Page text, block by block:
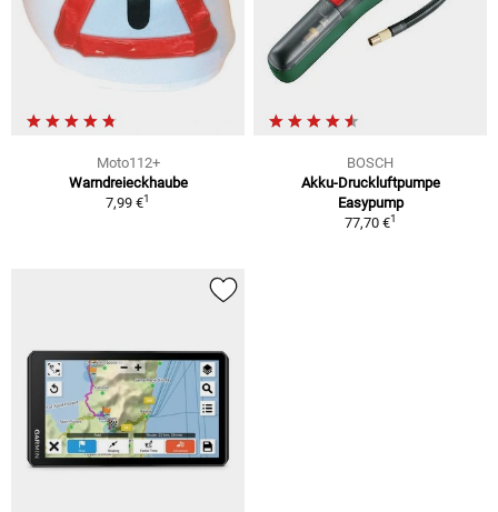
Moto112+
Warndreieckhaube
7,99 €1
BOSCH
Akku-Druckluftpumpe
Easypump
77,70 €1